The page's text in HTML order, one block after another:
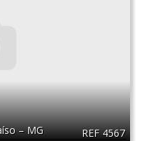
REF 4567
–MG